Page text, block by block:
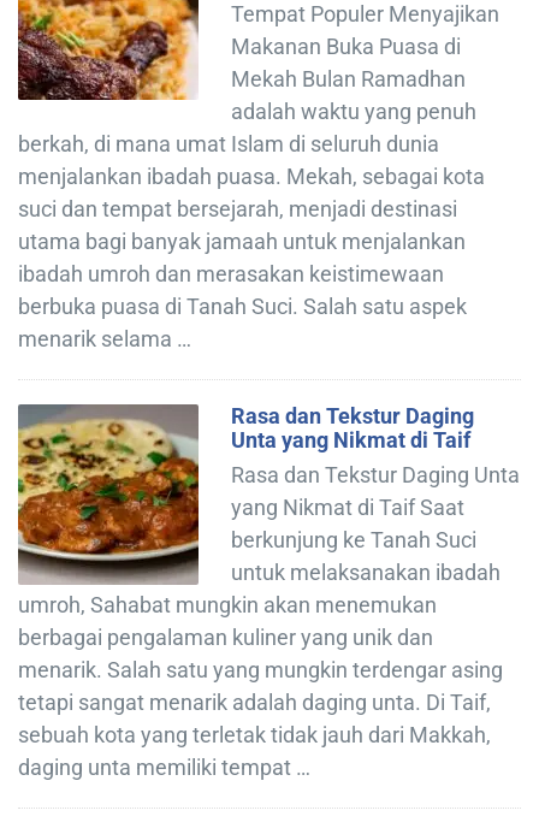
Tempat Populer Menyajikan
Makanan Buka Puasa di
Mekah Bulan Ramadhan
adalah waktu yang penuh
berkah, di mana umat Islam di seluruh dunia
menjalankan ibadah puasa. Mekah, sebagai kota
suci dan tempat bersejarah, menjadi destinasi
utama bagi banyak jamaah untuk menjalankan
ibadah umroh dan merasakan keistimewaan
berbuka puasa di Tanah Suci. Salah satu aspek
menarik selama …
Rasa dan Tekstur Daging
Unta yang Nikmat di Taif
Rasa dan Tekstur Daging Unta
yang Nikmat di Taif Saat
berkunjung ke Tanah Suci
untuk melaksanakan ibadah
umroh, Sahabat mungkin akan menemukan
berbagai pengalaman kuliner yang unik dan
menarik. Salah satu yang mungkin terdengar asing
tetapi sangat menarik adalah daging unta. Di Taif,
sebuah kota yang terletak tidak jauh dari Makkah,
daging unta memiliki tempat …